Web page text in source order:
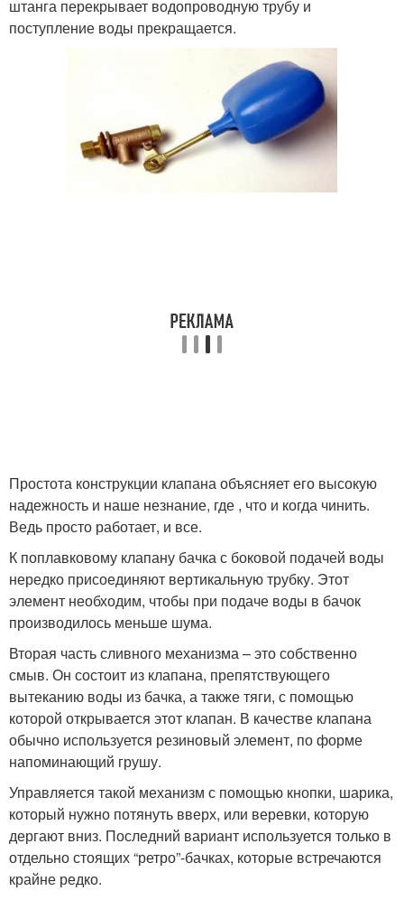
штанга перекрывает водопроводную трубу и
поступление воды прекращается.
Простота конструкции клапана объясняет его высокую
надежность и наше незнание, где , что и когда чинить.
Ведь просто работает, и все.
К поплавковому клапану бачка с боковой подачей воды
нередко присоединяют вертикальную трубку. Этот
элемент необходим, чтобы при подаче воды в бачок
производилось меньше шума.
Вторая часть сливного механизма – это собственно
смыв. Он состоит из клапана, препятствующего
вытеканию воды из бачка, а также тяги, с помощью
которой открывается этот клапан. В качестве клапана
обычно используется резиновый элемент, по форме
напоминающий грушу.
Управляется такой механизм с помощью кнопки, шарика,
который нужно потянуть вверх, или веревки, которую
дергают вниз. Последний вариант используется только в
отдельно стоящих “ретро”-бачках, которые встречаются
крайне редко.